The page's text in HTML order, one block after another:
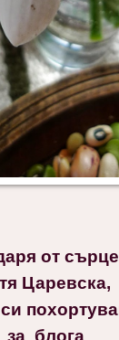
от
Царевска,